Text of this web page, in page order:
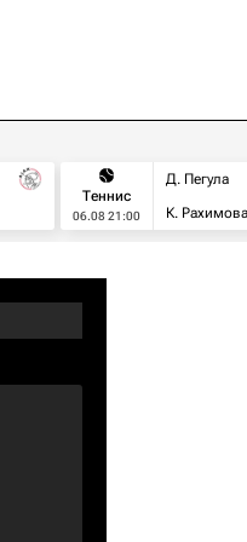
Теннис
06.08 21:00
Д. Пегула
К. Рахимова